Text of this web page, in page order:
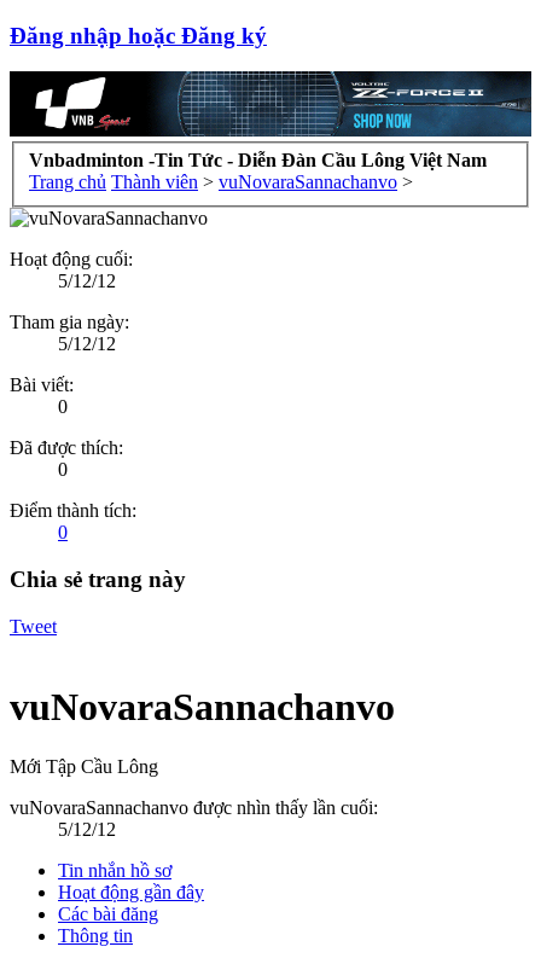
Đăng nhập hoặc Đăng ký
Vnbadminton -Tin Tức - Diễn Đàn Cầu Lông Việt Nam
Trang chủ Thành viên > vuNovaraSannachanvo >
Hoạt động cuối:
5/12/12
Tham gia ngày:
5/12/12
Bài viết:
0
Đã được thích:
0
Điểm thành tích:
0
Chia sẻ trang này
Tweet
vuNovaraSannachanvo
Mới Tập Cầu Lông
vuNovaraSannachanvo được nhìn thấy lần cuối:
5/12/12
Tin nhắn hồ sơ
Hoạt động gần đây
Các bài đăng
Thông tin